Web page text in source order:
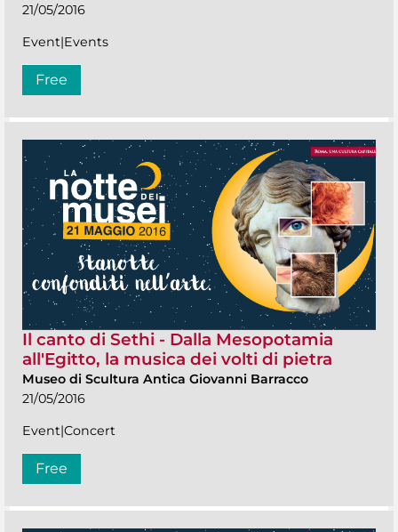
21/05/2016
Event|Events
Free
Il canto di Sethi - Dalla Mesopotamia
all'Egitto, la musica dei volti di pietra
Museo di Scultura Antica Giovanni Barracco
21/05/2016
Event|Concert
Free